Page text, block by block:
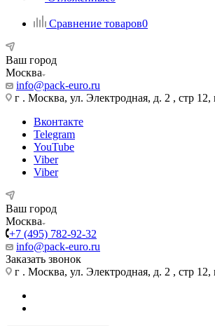
Сравнение товаров0
Ваш город
Москва
info@pack-euro.ru
г . Москва, ул. Электродная, д. 2 , стр
Вконтакте
Telegram
YouTube
Viber
Viber
Ваш город
Москва
+7 (495) 782-92-32
info@pack-euro.ru
Заказать звонок
г . Москва, ул. Электродная, д. 2 , стр